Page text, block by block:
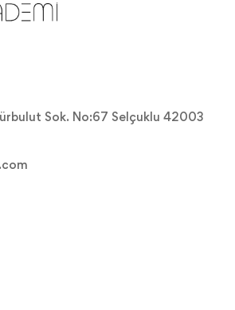
Sok. No:67 Selçuklu 42003